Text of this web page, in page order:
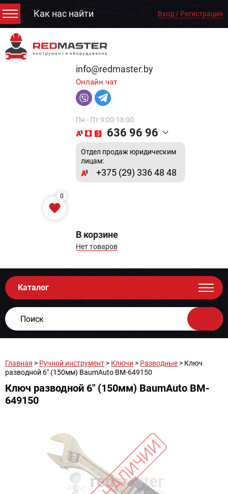
Как нас найти Вход / Регистрация
info@redmaster.by
Онлайн чат
Пн - Пт 9:00-18:00
636 96 96
Отдел продаж юридическим
лицам:
+375 (29) 336 48 48
0
В корзине
Нет товаров
Каталог
Главная > Ручной инструмент > Ключи > Разводные > Ключ
разводной 6" (150мм) BaumAuto BM-649150
Ключ разводной 6" (150мм) BaumAuto BM-
649150